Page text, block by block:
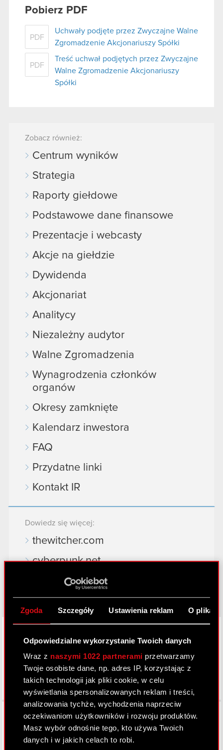
Zgoda Szczegóły Ustawienia reklam O
Odpowiedzialne wykorzystanie Twoich danych
Wraz z naszymi 1022 partnerami przetwarzamy
Twoje osobiste dane, np. adres IP, korzystając z
takich technologii jak pliki cookie, w celu
wyświetlania spersonalizowanych reklam i treści,
analizowania tychże, wychodzenia naprzeciw
oczekiwaniom użytkowników i rozwoju produktów.
Masz wybór odnośnie tego, kto używa Twoich
danych i w jakich celach to robi.
Pobierz PDF
PDF
Uchwały podjęte przez Zwyczajne Walne
Zgromadzenie Akcjonariuszy Spółki
PDF
Treść uchwał podjętych przez Zwyczajne
Walne Zgromadzenie Akcjonariuszy
Spółki
Zobacz również:
Centrum wyników
Strategia
Raporty giełdowe
Podstawowe dane finansowe
Prezentacje i webcasty
Akcje na giełdzie
Dywidenda
Akcjonariat
Analitycy
Niezależny audytor
Walne Zgromadzenia
Wynagrodzenia członków
organów
Okresy zamknięte
Kalendarz inwestora
FAQ
Przydatne linki
Kontakt IR
Dowiedz się więcej:
thewitcher.com
cyberpunk.net
gear.cdprojektred.com
LinkedIn
Facebook